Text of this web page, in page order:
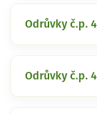
Odrůvky č.p.
Odrůvky č.p.